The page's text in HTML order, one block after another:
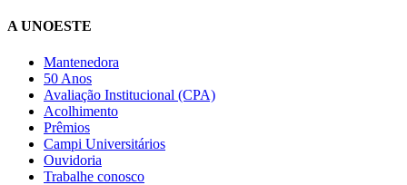
A UNOESTE
Mantenedora
50 Anos
Avaliação Institucional (CPA)
Acolhimento
Prêmios
Campi Universitários
Ouvidoria
Trabalhe conosco